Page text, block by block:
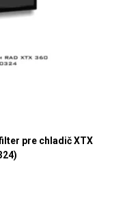
pre chladič XTX